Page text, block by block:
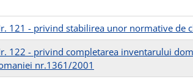
121 - privind stabilirea unor normative de
122 - privind completarea inventarului
nr.1361/2001